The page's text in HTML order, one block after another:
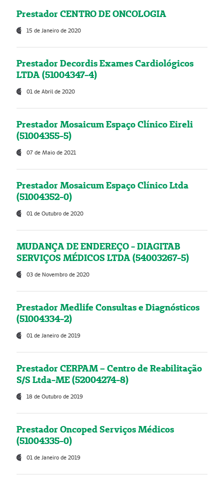
Prestador CENTRO DE ONCOLOGIA
15 de Janeiro de 2020
Prestador Decordis Exames Cardiológicos
LTDA (51004347-4)
01 de Abril de 2020
Prestador Mosaicum Espaço Clínico Eireli
(51004355-5)
07 de Maio de 2021
Prestador Mosaicum Espaço Clínico Ltda
(51004352-0)
01 de Outubro de 2020
MUDANÇA DE ENDEREÇO - DIAGITAB
SERVIÇOS MÉDICOS LTDA (54003267-5)
03 de Novembro de 2020
Prestador Medlife Consultas e Diagnósticos
(51004334-2)
01 de Janeiro de 2019
Prestador CERPAM – Centro de Reabilitação
S/S Ltda-ME (52004274-8)
18 de Outubro de 2019
Prestador Oncoped Serviços Médicos
(51004335-0)
01 de Janeiro de 2019